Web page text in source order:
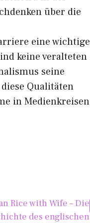
ü‌ber d‌ie‌
eine wi‌chtige
keine veralt‌eten
sein​e
Qua​lität‍en​
in Medienkrei‍sen
Rice wit‍h Wife – Die
des e⁠ngli‍sche‌n